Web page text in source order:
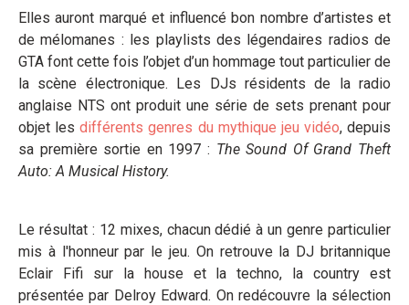
Elles auront marqué et influencé bon nombre d’artistes et
de mélomanes : les playlists des légendaires radios de
GTA font cette fois l’objet d’un hommage tout particulier de
la scène électronique. Les DJs résidents de la radio
anglaise NTS ont produit une série de sets prenant pour
objet lesdifférents genres du mythique jeu vidéo, depuis
sa première sortie en 1997 : The Sound Of Grand Theft
Auto: A Musical History.
Le résultat : 12 mixes, chacun dédié à un genre particulier
mis à l'honneur par le jeu. On retrouve la DJ britannique
Eclair Fifi sur la house et la techno, la country est
présentée par Delroy Edward. On redécouvre la sélection